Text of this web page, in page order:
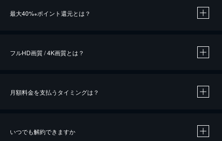
最大40%※ポイント還元とは？
※40％ポイント還元の対象は、クレジットカード決済による作品の購入 / レンタルです。
フルHD画質 / 4K画質とは？
月額料金を支払うタイミングは？
いつでも解約できますか